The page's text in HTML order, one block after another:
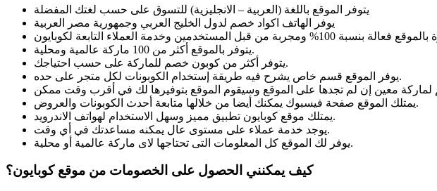
يتوفر الموقع باللغة (العربية – الانجليزية) للتسوق على حسب لغتك المفضلة
يوفر الهاتف اكواد خصم لدول الخليج العربي وجمهورية مصر العربية
يتوفر بالموقع أكثر من 100 ماركة عالمية ومحلية.
يتوفر أكثر من كوبون خصم للماركة على حسب احتياجك.
يوفر الموقع قسم خاص يشرح فيه طريقة إستخدام الكوبونات لكل متجر على حده.
يمتلك الموقع صفحة فيسبوك يمكنك أيضا من خلالها متابعة أحدث الكوبونات والعروض.
يمتلك موقع كوبايون تطبيق مميز وسهل الاستخدام لهواتف الاندرويد.
يوجد خدمة عملاء على مستوى عال يمكنه مساعدتك في أي وقت.
يوفر لك الموقع كل المعلومات التى تحتاجها لاى ماركة عالمية أو محلية.
كيف يمكنني الحصول على الخصومات من موقع كوبايون؟